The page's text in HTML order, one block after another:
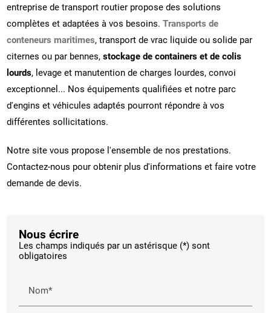
entreprise de transport routier propose des solutions
complètes et adaptées à vos besoins.Transports de
conteneurs maritimes, transport de vrac liquide ou solide par
citernes ou par bennes,stockage de containers et de colis
lourds, levage et manutention de charges lourdes, convoi
exceptionnel... Nos équipements qualifiées et notre parc
d'engins et véhicules adaptés pourront répondre à vos
différentes sollicitations.
Notre site vous propose l'ensemble de nos prestations.
Contactez-nous pour obtenir plus d'informations et faire votre
demande de devis.
Nous écrire
Les champs indiqués par un astérisque (*) sont
obligatoires
Nom*